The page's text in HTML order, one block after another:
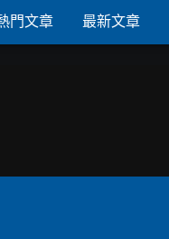
門文章 最新文章